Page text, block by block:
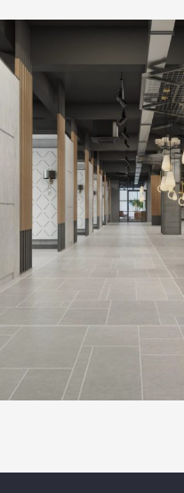
CREATIVE SHOWROOM
Cảnh Thiết Kế Tầng 02